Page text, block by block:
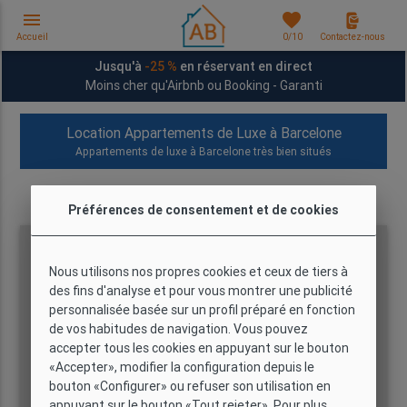
Contactez-nous
favorites
0/10
menu
Accueil
Jusqu'à -25 % en réservant en direct
Moins cher qu'Airbnb ou Booking - Garanti
Location Appartements de Luxe à Barcelone
Appartements de luxe à Barcelone très bien situés
5avis sur5Appartements disponibles
Préférences de consentement et de cookies
Nous utilisons nos propres cookies et ceux de tiers à
des fins d'analyse et pour vous montrer une publicité
personnalisée basée sur un profil préparé en fonction
de vos habitudes de navigation. Vous pouvez
accepter tous les cookies en appuyant sur le bouton
«Accepter», modifier la configuration depuis le
bouton «Configurer» ou refuser son utilisation en